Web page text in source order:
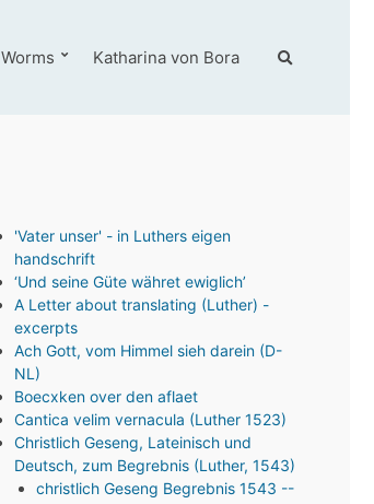
Worms Katharina von Bora
E
'Vater unser' - in Luthers eigen
handschrift
‘Und seine Güte währet ewiglich’
A Letter about translating (Luther) -
excerpts
Ach Gott, vom Himmel sieh darein (D-
NL)
Boecxken over den aflaet
Cantica velim vernacula (Luther 1523)
Christlich Geseng, Lateinisch und
Deutsch, zum Begrebnis (Luther, 1543)
christlich Geseng Begrebnis 1543 --